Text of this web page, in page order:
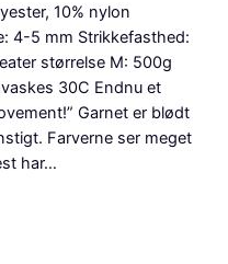
10% nylon
4-5 mm Strikkefasthed:
størrelse M: 500g
30C Endnu et
Garnet er blødt
Farverne ser meget
har…